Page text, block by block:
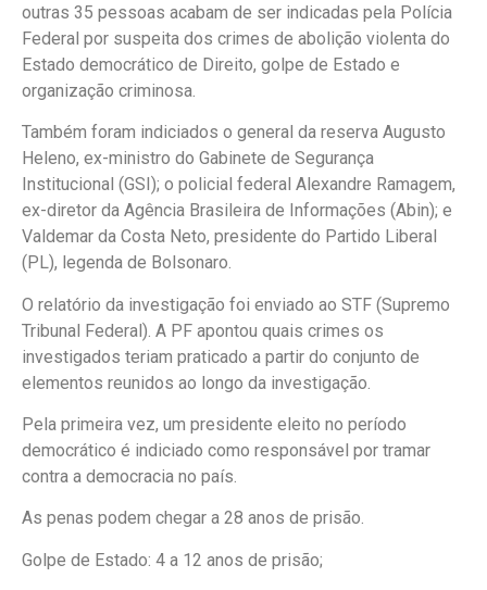
outras 35 pessoas acabam de ser indicadas pela Polícia
Federal por suspeita dos crimes de abolição violenta do
Estado democrático de Direito, golpe de Estado e
organização criminosa.
Também foram indiciados o general da reserva Augusto
Heleno, ex-ministro do Gabinete de Segurança
Institucional (GSI); o policial federal Alexandre Ramagem,
ex-diretor da Agência Brasileira de Informações (Abin); e
Valdemar da Costa Neto, presidente do Partido Liberal
(PL), legenda de Bolsonaro.
O relatório da investigação foi enviado ao STF (Supremo
Tribunal Federal). A PF apontou quais crimes os
investigados teriam praticado a partir do conjunto de
elementos reunidos ao longo da investigação.
Pela primeira vez, um presidente eleito no período
democrático é indiciado como responsável por tramar
contra a democracia no país.
As penas podem chegar a 28 anos de prisão.
Golpe de Estado: 4 a 12 anos de prisão;